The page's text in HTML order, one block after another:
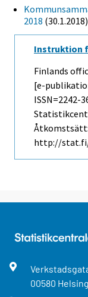
2018 (30.1.2018)
Instruktion
Finlands
[e-
ISSN=2242-
Åtkomstsätt:
http://
00580